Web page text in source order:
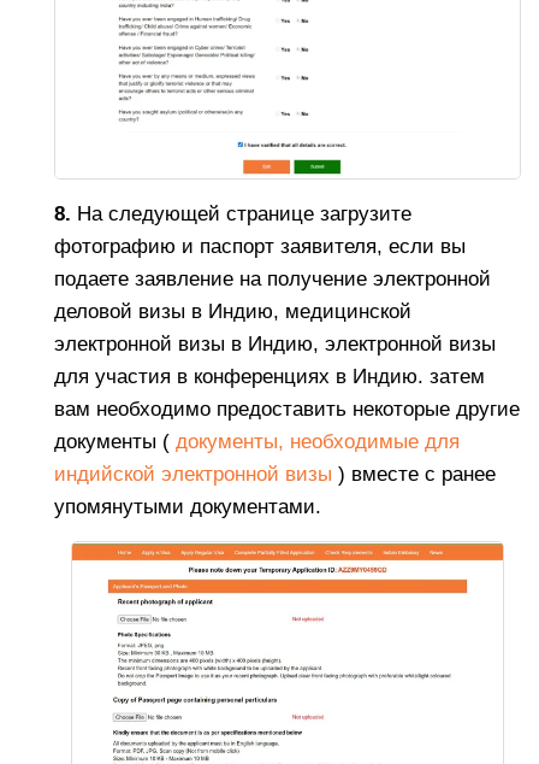
8. На следующей странице загрузите
фотографию и паспорт заявителя, если вы
подаете заявление на получение электронной
деловой визы в Индию, медицинской
электронной визы в Индию, электронной визы
для участия в конференциях в Индию. затем
вам необходимо предоставить некоторые другие
документы ( документы, необходимые для
индийской электронной визы ) вместе с ранее
упомянутыми документами.